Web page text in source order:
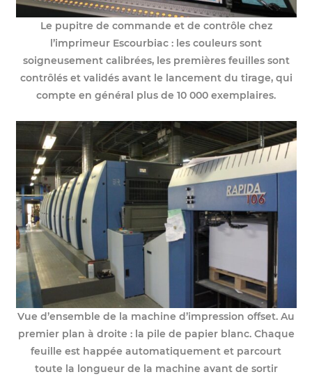
Le pupitre de commande et de contrôle chez
l’imprimeur Escourbiac : les couleurs sont
soigneusement calibrées, les premières feuilles sont
contrôlés et validés avant le lancement du tirage, qui
compte en général plus de 10 000 exemplaires.
Vue d’ensemble de la machine d’impression offset. Au
premier plan à droite : la pile de papier blanc. Chaque
feuille est happée automatiquement et parcourt
toute la longueur de la machine avant de sortir